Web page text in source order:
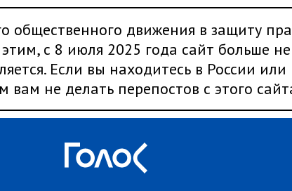
общественного движения в защиту
с 8 июля 2025 года сайт больше не
Если вы находитесь в России или
не делать перепостов с этого